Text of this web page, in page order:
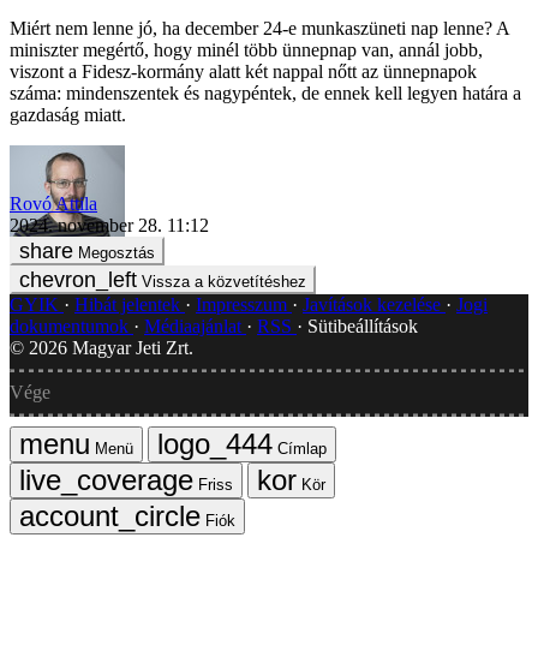
Miért nem lenne jó, ha december 24-e munkaszüneti nap lenne? A
miniszter megértő, hogy minél több ünnepnap van, annál jobb,
viszont a Fidesz-kormány alatt két nappal nőtt az ünnepnapok
száma: mindenszentek és nagypéntek, de ennek kell legyen határa a
gazdaság miatt.
Rovó Attila
2024. november 28. 11:12
Megosztás
Vissza a közvetítéshez
GYIK Hibát jelentek Impresszum Javítások kezelése
Jogi
dokumentumok
Médiaajánlat RSS
Sütibeállítások
© 2026 Magyar Jeti Zrt.
Vége
Menü
Címlap
Friss
Kör
Fiók